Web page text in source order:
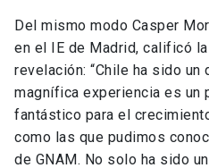
Del mismo modo Casper
en el IE de Madrid, calificó
revelación: “Chile ha sido un
magnífica experiencia es un
fantástico para el
como las que pudimos
de GNAM. No solo ha sido